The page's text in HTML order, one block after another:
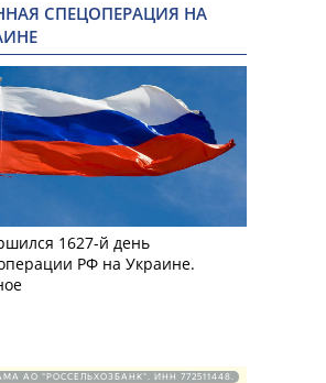
СПЕЦОПЕРАЦИЯ НА
1627-й день
РФ на Украине.
АО "РОССЕЛЬХОЗБАНК". ИНН 772511448.